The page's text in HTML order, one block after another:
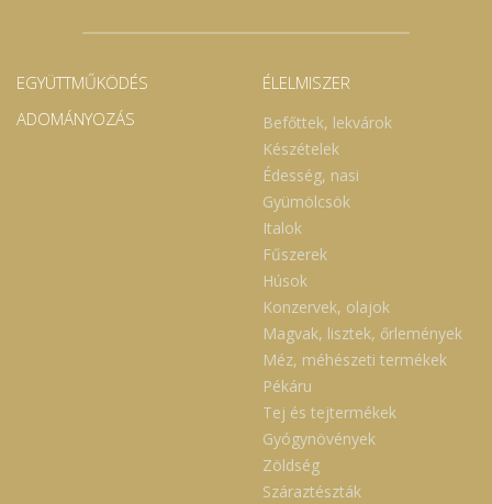
EGYÜTTMŰKÖDÉS
ADOMÁNYOZÁS
ÉLELMISZER
Befőttek, lekvárok
Készételek
Édesség, nasi
Gyümölcsök
Italok
Fűszerek
Húsok
Konzervek, olajok
Magvak, lisztek, őrlemények
Méz, méhészeti termékek
Pékáru
Tej és tejtermékek
Gyógynövények
Zöldség
Száraztészták